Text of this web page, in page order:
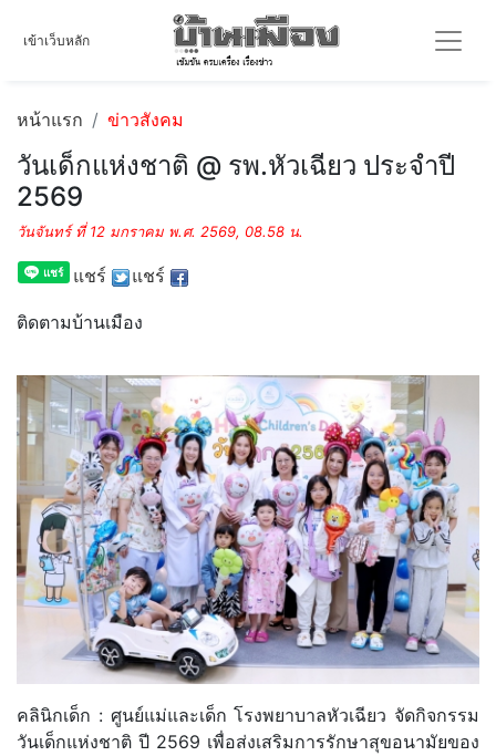
เข้าเว็บหลัก
หน้าแรก ข่าวสังคม
วันเด็กแห่งชาติ @ รพ.หัวเฉียว ประจำปี
2569
วันจันทร์ ที่ 12 มกราคม พ.ศ. 2569, 08.58 น.
แชร์ แชร์
ติดตามบ้านเมือง
คลินิกเด็ก : ศูนย์แม่และเด็ก โรงพยาบาลหัวเฉียว จัดกิจกรรม
วันเด็กแห่งชาติ ปี 2569 เพื่อส่งเสริมการรักษาสุขอนามัยของ